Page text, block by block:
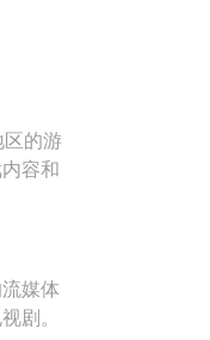
的游
容和
媒体
剧。